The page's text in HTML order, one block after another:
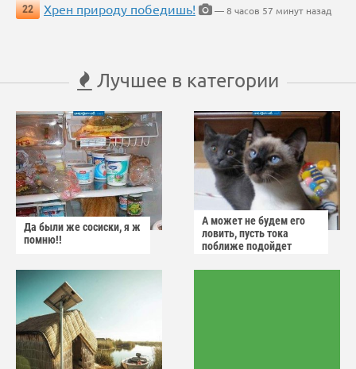
22
Хрен природу победишь! — 8 часов 57 минут назад
Лучшее в категории
Да были же сосиски, я ж
помню!!
А может не будем его
ловить, пусть тока
поближе подойдет